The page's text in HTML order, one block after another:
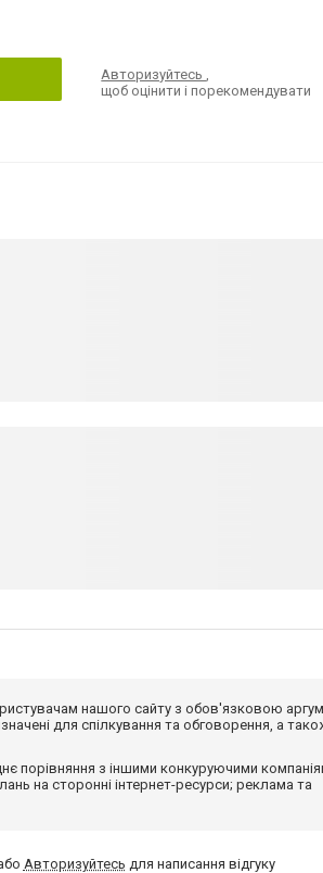
Авторизуйтесь
щоб оцінити і порекомендувати
нашого сайту з обов'язковою
для спілкування та обговорення, а
порівняння з іншими конкуруючими
на сторонні інтернет-ресурси; реклама та
Авторизуйтесь для написання відгуку